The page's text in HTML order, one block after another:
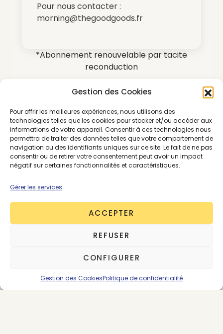
Gestion des Cookies
Pour offrir les meilleures expériences, nous utilisons des
technologies telles que les cookies pour stocker et/ou accéder aux
informations de votre appareil. Consentir à ces technologies nous
permettra de traiter des données telles que votre comportement de
navigation ou des identifiants uniques sur ce site. Le fait de ne pas
consentir ou de retirer votre consentement peut avoir un impact
négatif sur certaines fonctionnalités et caractéristiques.
Gérer les services
ACCEPTER
REFUSER
CONFIGURER
Gestion des CookiesPolitique de confidentialité
Pour nous contacter :
morning@thegoodgoods.fr
*Abonnement renouvelable par tacite
reconduction
SE CONNECTER ABONNEMENTS
ÉCONOMIE CIRCULAIRE